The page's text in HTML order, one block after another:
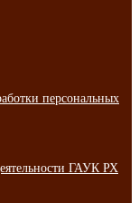
персональных
ГАУК РХ